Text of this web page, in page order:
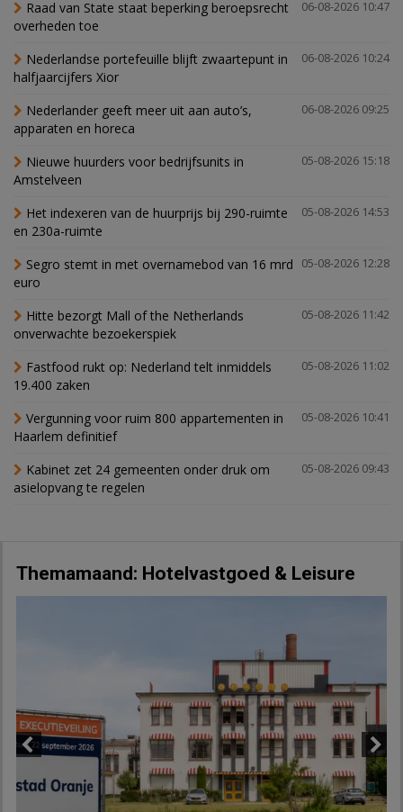
06-08-2026 10:47
Raad van State staat beperking beroepsrecht
overheden toe
06-08-2026 10:24
Nederlandse portefeuille blijft zwaartepunt in
halfjaarcijfers Xior
06-08-2026 09:25
Nederlander geeft meer uit aan auto’s,
apparaten en horeca
05-08-2026 15:18
Nieuwe huurders voor bedrijfsunits in
Amstelveen
05-08-2026 14:53
Het indexeren van de huurprijs bij 290-ruimte
en 230a-ruimte
05-08-2026 12:28
Segro stemt in met overnamebod van 16 mrd
euro
05-08-2026 11:42
Hitte bezorgt Mall of the Netherlands
onverwachte bezoekerspiek
05-08-2026 11:02
Fastfood rukt op: Nederland telt inmiddels
19.400 zaken
05-08-2026 10:41
Vergunning voor ruim 800 appartementen in
Haarlem definitief
05-08-2026 09:43
Kabinet zet 24 gemeenten onder druk om
asielopvang te regelen
Themamaand: Hotelvastgoed & Leisure
Next